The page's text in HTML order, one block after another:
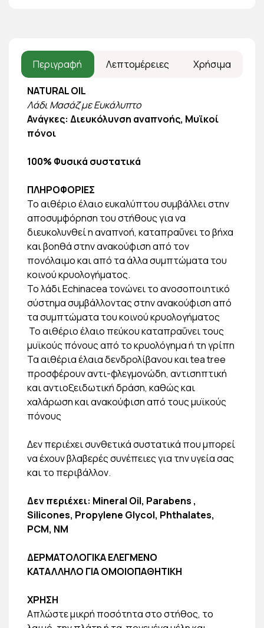
Περιγραφή Λεπτομέρειες Χρήσιμα
NATURAL OIL
Λάδι Μασάζ με Ευκάλυπτο
Ανάγκες: Διευκόλυνση αναπνοής, Μυϊκοί
πόνοι
100% Φυσικά συστατικά
ΠΛΗΡΟΦΟΡΙΕΣ
Το αιθέριο έλαιο ευκαλύπτου συμβάλλει στην
αποσυμφόρηση του στήθους για να
διευκολυνθεί η αναπνοή, καταπραΰνει το βήχα
και βοηθά στην ανακούφιση από τον
πονόλαιμο και από τα άλλα συμπτώματα του
κοινού κρυολογήματος.
Το λάδι Echinacea τονώνει το ανοσοποιητικό
σύστημα συμβάλλοντας στην ανακούφιση από
τα συμπτώματα του κοινού κρυολογήματος
Το αιθέριο έλαιο πεύκου καταπραΰνει τους
μυϊκούς πόνους από το κρυολόγημα ή τη γρίπη
Τα αιθέρια έλαια δενδρολίβανου και tea tree
προσφέρουν αντι-φλεγμονώδη, αντισηπτική
και αντιοξειδωτική δράση, καθώς και
χαλάρωση και ανακούφιση από τους μυϊκούς
πόνους
Δεν περιέχει συνθετικά συστατικά που μπορεί
να έχουν βλαβερές συνέπειες για την υγεία σας
και το περιβάλλον.
Δεν περιέχει: Mineral Oil, Parabens ,
Silicones, Propylene Glycol, Phthalates,
PCM, NM
ΔΕΡΜΑΤΟΛΟΓΙΚΑ ΕΛΕΓΜΕΝΟ
ΚΑΤΑΛΛΗΛΟ ΓΙΑ ΟΜΟΙΟΠΑΘΗΤΙΚΗ
ΧΡΗΣΗ
Απλώστε μικρή ποσότητα στο στήθος, το